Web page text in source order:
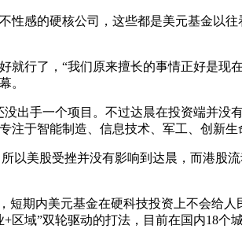
性感的硬核公司，这些都是美元基金以
行了，“我们原来擅长的事情正好是
。
出手一个项目。不过达晨在投资端并没
于智能制造、信息技术、军工、创新生
以美股受挫并没有影响到达晨，而港股
短期内美元基金在硬科技投资上不会给
域”双轮驱动的打法，目前在国内18个